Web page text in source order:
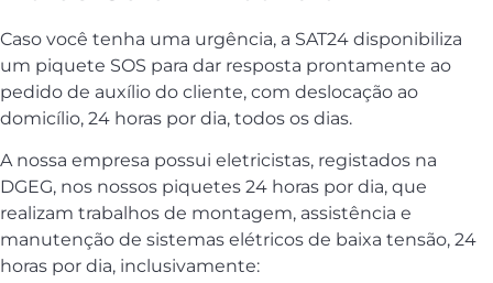
Caso você tenha uma urgência, a SAT24 disponibiliza
um piquete SOS para dar resposta prontamente ao
pedido de auxílio do cliente, com deslocação ao
domicílio, 24 horas por dia, todos os dias.
A nossa empresa possui eletricistas, registados na
DGEG, nos nossos piquetes 24 horas por dia, que
realizam trabalhos de montagem, assistência e
manutenção de sistemas elétricos de baixa tensão, 24
horas por dia, inclusivamente: